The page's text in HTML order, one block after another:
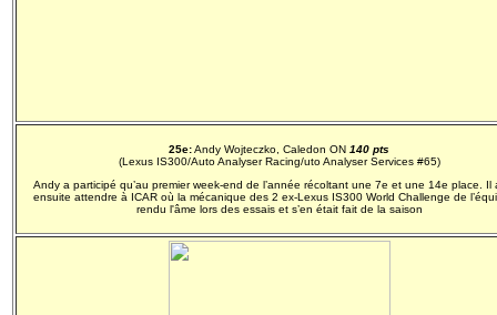
25e:Andy Wojteczko, Caledon ON 140 pts
(Lexus IS300/Auto Analyser Racing/uto Analyser Services #65)
Andy a participé qu’au premier week-end de l’année récoltant une 7e et une 14e place. Il
ensuite attendre à ICAR où la mécanique des 2 ex-Lexus IS300 World Challenge de
rendu l'âme lors des essais et s’en était fait de la saison